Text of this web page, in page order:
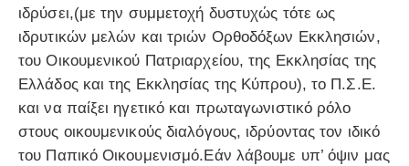
ιδρύσει,(με την συμμετοχή δυστυχώς τότε ως
ιδρυτικών μελών και τριών Ορθοδόξων Εκκλησιών,
του Οικουμενικού Πατριαρχείου, της Εκκλησίας της
Ελλάδος και της Εκκλησίας της Κύπρου), το Π.Σ.Ε.
και να παίξει ηγετικό και πρωταγωνιστικό ρόλο
στους οικουμενικούς διαλόγους, ιδρύοντας τον ιδικό
του Παπικό Οικουμενισμό.Εάν λάβουμε υπ’ όψιν μας